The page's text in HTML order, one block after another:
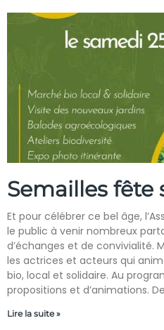
Semailles fête
Et pour célébrer ce bel âge,
le public à venir nombreux
d’échanges et de convivialité.
les actrices et acteurs qui
bio, local et solidaire. Au
propositions et d’animations. De
Lire la suite »